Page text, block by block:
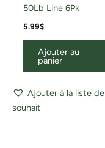
50Lb Line 6Pk
5.99$
Ajouter au
panier
Ajouter à la liste de
souhait